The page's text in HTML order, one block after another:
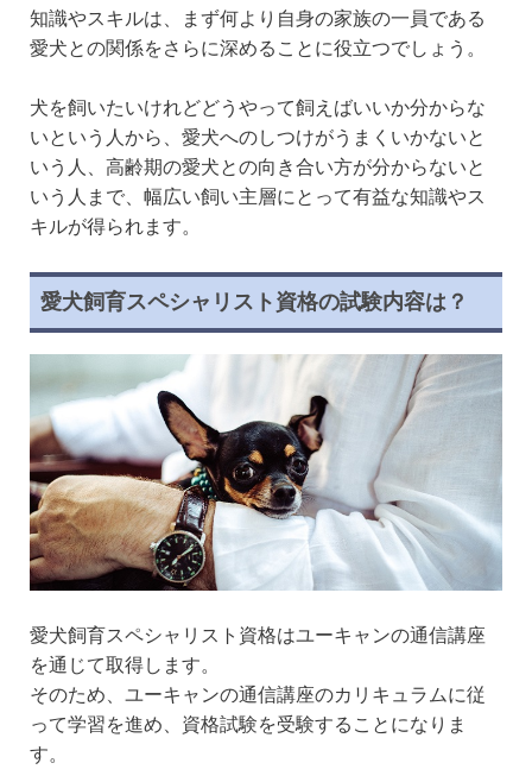
知識やスキルは、まず何より自身の家族の一員である
愛犬との関係をさらに深めることに役立つでしょう。
犬を飼いたいけれどどうやって飼えばいいか分からな
いという人から、愛犬へのしつけがうまくいかないと
いう人、高齢期の愛犬との向き合い方が分からないと
いう人まで、幅広い飼い主層にとって有益な知識やス
キルが得られます。
愛犬飼育スペシャリスト資格の試験内容は？
愛犬飼育スペシャリスト資格はユーキャンの通信講座
を通じて取得します。
そのため、ユーキャンの通信講座のカリキュラムに従
って学習を進め、資格試験を受験することになりま
す。